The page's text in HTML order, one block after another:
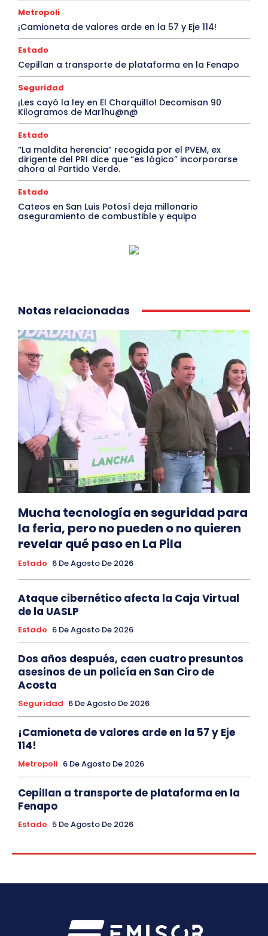
Metropoli
¡Camioneta de valores arde en la 57 y Eje 114!
Estado
Cepillan a transporte de plataforma en la Fenapo
Seguridad
¡Les cayó la ley en El Charquillo! Decomisan 90
Kilogramos de Mar1hu@n@
Estado
“La maldita herencia” recogida por el PVEM, ex
dirigente del PRI dice que “es lógico” incorporarse
ahora al Partido Verde.
Estado
Cateos en San Luis Potosí deja millonario
aseguramiento de combustible y equipo
Notas relacionadas
Mucha tecnología en seguridad para
la feria, pero no pueden o no quieren
revelar qué paso en La Pila
Estado 6 De Agosto De 2026
Ataque cibernético afecta la Caja Virtual
de la UASLP
Estado 6 De Agosto De 2026
Dos años después, caen cuatro presuntos
asesinos de un policía en San Ciro de
Acosta
Seguridad 6 De Agosto De 2026
¡Camioneta de valores arde en la 57 y Eje
114!
Metropoli 6 De Agosto De 2026
Cepillan a transporte de plataforma en la
Fenapo
Estado 5 De Agosto De 2026